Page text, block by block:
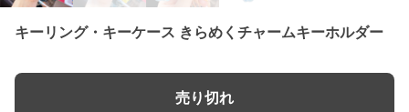
キーリング・キーケース きらめくチャームキーホルダー
売り切れ